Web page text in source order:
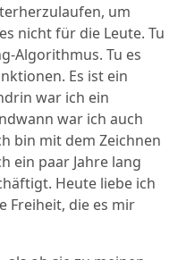
um
nicht für die Leute. Tu
Algorithmus. Tu es
Es ist ein
war ich ein
war ich auch
bin mit dem Zeichnen
ein paar Jahre lang
Heute liebe ich
Freiheit, die es mir